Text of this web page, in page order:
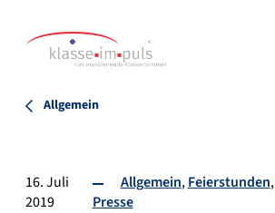
Allgemein
16. Juli
2019
Allgemein Feierstunden
Presse